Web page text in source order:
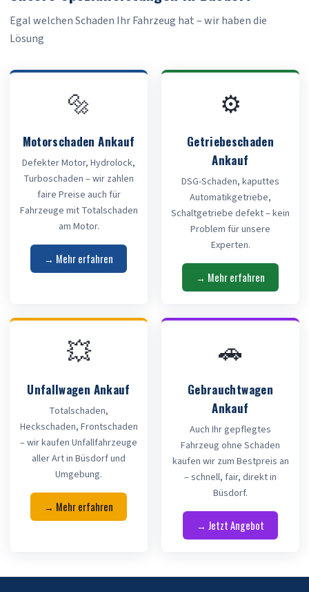
Egal welchen Schaden Ihr Fahrzeug hat – wir haben die
Lösung
🔩
Motorschaden Ankauf
Defekter Motor, Hydrolock,
Turboschaden – wir zahlen
faire Preise auch für
Fahrzeuge mit Totalschaden
am Motor.
→ Mehr erfahren
⚙️
Getriebeschaden
Ankauf
DSG-Schaden, kaputtes
Automatikgetriebe,
Schaltgetriebe defekt – kein
Problem für unsere
Experten.
→ Mehr erfahren
💥
Unfallwagen Ankauf
Totalschaden,
Heckschaden, Frontschaden
– wir kaufen Unfallfahrzeuge
aller Art in Büsdorf und
Umgebung.
→ Mehr erfahren
🚗
Gebrauchtwagen
Ankauf
Auch Ihr gepflegtes
Fahrzeug ohne Schaden
kaufen wir zum Bestpreis an
– schnell, fair, direkt in
Büsdorf.
→ Jetzt Angebot